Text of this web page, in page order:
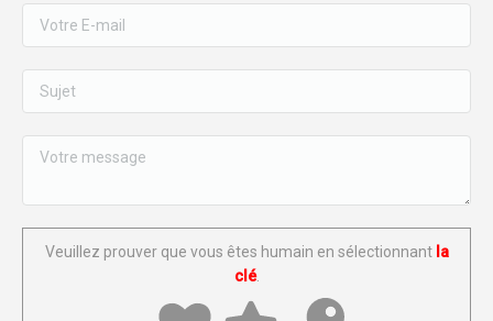
Veuillez prouver que vous êtes humain en sélectionnantla
clé.